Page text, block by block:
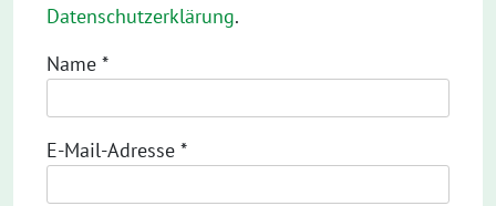
Datenschutzerklärung.
Name *
E-Mail-Adresse *